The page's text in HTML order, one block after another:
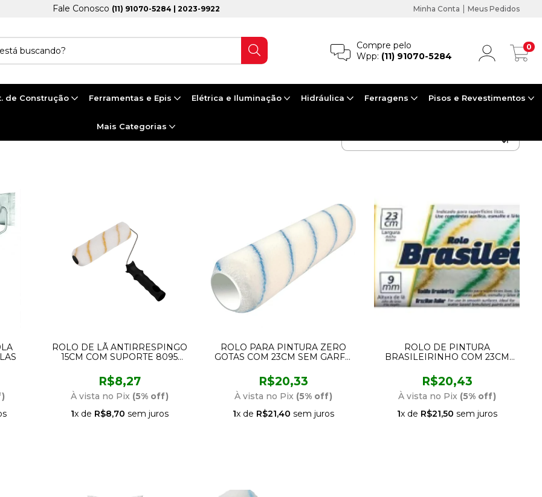
Fale Conosco (11) 91070-5284 | 2023-9922 Minha Conta | Meus Pedidos
Compre pelo
Wpp: (11) 91070-5284
0
de Construção Ferramentas e Epis Elétrica e Iluminação Hidráulica Ferragens Pisos e Revestimentos
Mais Categorias
ROLO DE LÃ ANTIRRESPINGO
15CM COM SUPORTE 8095
R$8,27
À vista no Pix (5% off)
1x de R$8,70 sem juros
ROLO PARA PINTURA ZERO
GOTAS COM 23CM SEM GARFO
R$20,33
À vista no Pix (5% off)
1x de R$21,40 sem juros
ROLO DE PINTURA
BRASILEIRINHO COM 23CM
R$20,43
À vista no Pix (5% off)
1x de R$21,50 sem juros